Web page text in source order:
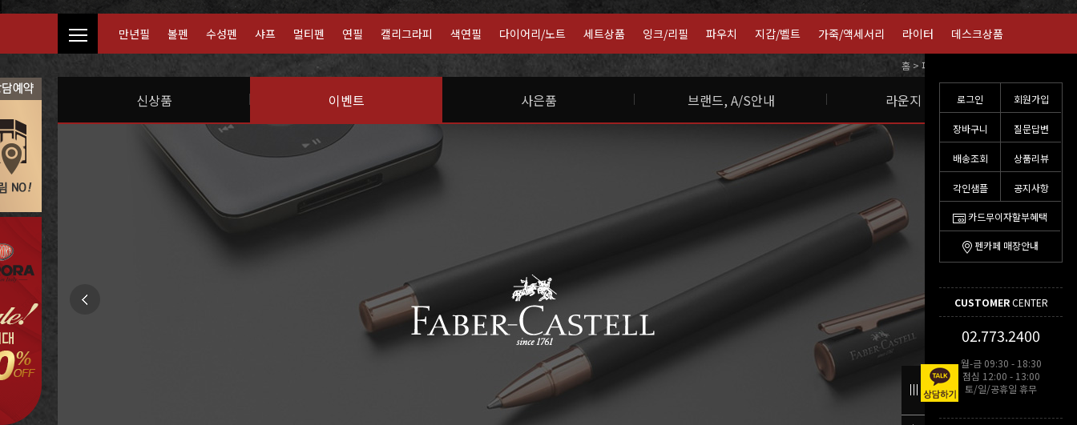
로그인 회원가입
장바구니 질문답변
배송조회 상품리뷰
각인샘플 공지사항
카드무이자할부혜택
펜카페 매장안내
CUSTOMERCENTER
02.773.2400
월-금 09:30 - 18:30
점심 12:00 - 13:00
토/일/공휴일 휴무
만년필 볼펜 수성펜 샤프 멀티펜 연필 캘리그라피 색연필 다이어리/노트 세트상품 잉크/리필 파우치 지갑/벨트 가죽/액세서리 라이터 데스크상품
홈 > 파버카스텔
신상품 이벤트 사은품 브랜드, A/S안내 라운지 스토리